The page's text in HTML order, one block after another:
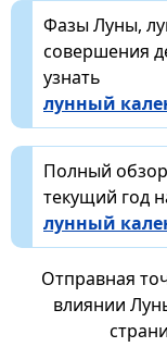
Фазы Луны,
совершения
узнать
лунный
Полный
текущий год
лунный
Отправная
влиянии